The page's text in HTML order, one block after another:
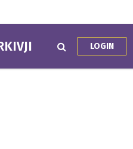
LOGIN